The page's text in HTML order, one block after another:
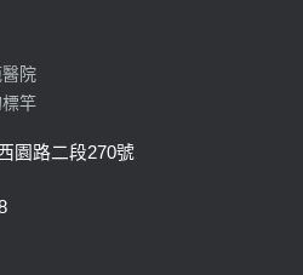
】新檢查服務
到膽囊！膽結石、
？
院
竿
園路二段270號